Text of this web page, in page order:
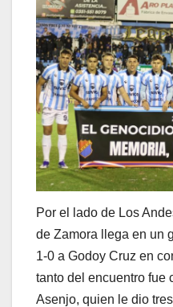
Por el lado de Los
de Zamora llega en un
1-0 a Godoy Cruz en
tanto del encuentro fue
Asenjo, quien le dio